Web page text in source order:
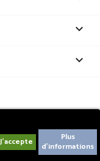
Plus
d'informations

